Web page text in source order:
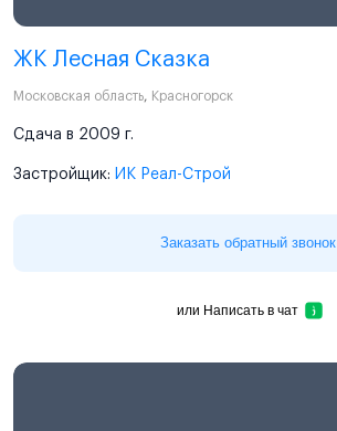
ЖК Лесная Сказка
Московская область, Красногорск
Сдача в 2009 г.
Застройщик: ИК Реал-Строй
Заказать обратный звонок
или Написать в чат